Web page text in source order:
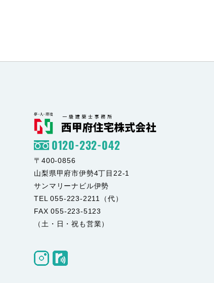
0120-232-042
〒400-0856
山梨県甲府市伊勢4丁目22-1
サンマリーナビル伊勢
TEL 055-223-2211（代）
FAX 055-223-5123
（土・日・祝も営業）